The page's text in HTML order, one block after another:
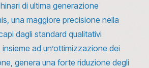
di ultima generazione
una maggiore precisione nella
dagli standard qualitativi
ad un’ottimizzazione dei
genera una forte riduzione degli